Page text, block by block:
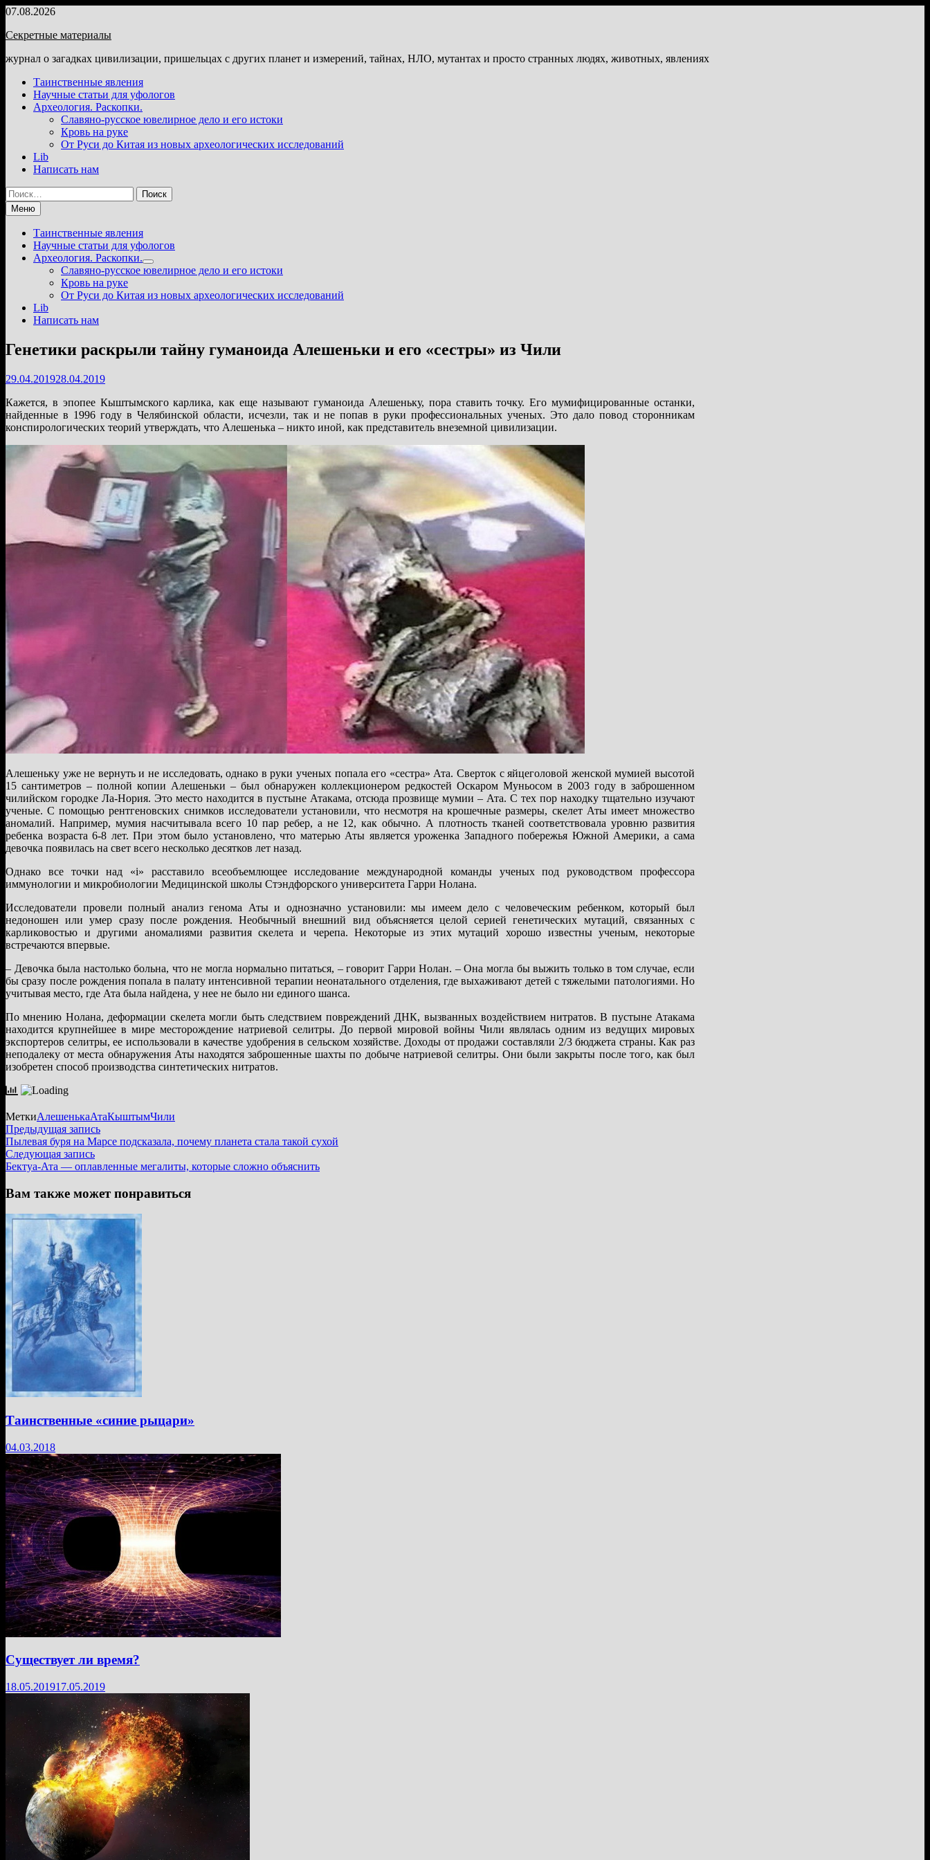
Перейти
содержимому
07.08.2026
Секретные материалы
журнал о загадках цивилизации, пришельцах с других планет и измерений, тайнах, НЛО, мутантах и просто странных людях, животных, явлениях
Таинственные явления
Научные статьи для уфологов
Археология. Раскопки.
Славяно-русское ювелирное дело и его истоки
Кровь на руке
От Руси до Китая из новых археологических исследований
Lib
Написать нам
Найти:
Меню
Таинственные явления
Научные статьи для уфологов
Археология. Раскопки.
Показать
подменю
Славяно-русское ювелирное дело и его истоки
Кровь на руке
От Руси до Китая из новых археологических исследований
Lib
Написать нам
Генетики раскрыли тайну гуманоида Алешеньки и его «сестры» из Чили
29.04.201928.04.2019
Кажется, в эпопее Кыштымского карлика, как еще называют гуманоида Алешеньку, пора ставить точку. Его мумифицированные останки,
найденные в 1996 году в Челябинской области, исчезли, так и не попав в руки профессиональных ученых. Это дало повод сторонникам
конспирологических теорий утверждать, что Алешенька – никто иной, как представитель внеземной цивилизации.
Алешеньку уже не вернуть и не исследовать, однако в руки ученых попала его «сестра» Ата. Сверток с яйцеголовой женской мумией высотой
15 сантиметров – полной копии Алешеньки – был обнаружен коллекционером редкостей Оскаром Муньосом в 2003 году в заброшенном
чилийском городке Ла-Нория. Это место находится в пустыне Атакама, отсюда прозвище мумии – Ата. С тех пор находку тщательно изучают
ученые. С помощью рентгеновских снимков исследователи установили, что несмотря на крошечные размеры, скелет Аты имеет множество
аномалий. Например, мумия насчитывала всего 10 пар ребер, а не 12, как обычно. А плотность тканей соответствовала уровню развития
ребенка возраста 6-8 лет. При этом было установлено, что матерью Аты является уроженка Западного побережья Южной Америки, а сама
девочка появилась на свет всего несколько десятков лет назад.
Однако все точки над «i» расставило всеобъемлющее исследование международной команды ученых под руководством профессора
иммунологии и микробиологии Медицинской школы Стэндфорского университета Гарри Нолана.
Исследователи провели полный анализ генома Аты и однозначно установили: мы имеем дело с человеческим ребенком, который был
недоношен или умер сразу после рождения. Необычный внешний вид объясняется целой серией генетических мутаций, связанных с
карликовостью и другими аномалиями развития скелета и черепа. Некоторые из этих мутаций хорошо известны ученым, некоторые
встречаются впервые.
– Девочка была настолько больна, что не могла нормально питаться, – говорит Гарри Нолан. – Она могла бы выжить только в том случае, если
бы сразу после рождения попала в палату интенсивной терапии неонатального отделения, где выхаживают детей с тяжелыми патологиями. Но
учитывая место, где Ата была найдена, у нее не было ни единого шанса.
По мнению Нолана, деформации скелета могли быть следствием повреждений ДНК, вызванных воздействием нитратов. В пустыне Атакама
находится крупнейшее в мире месторождение натриевой селитры. До первой мировой войны Чили являлась одним из ведущих мировых
экспортеров селитры, ее использовали в качестве удобрения в сельском хозяйстве. Доходы от продажи составляли 2/3 бюджета страны. Как раз
неподалеку от места обнаружения Аты находятся заброшенные шахты по добыче натриевой селитры. Они были закрыты после того, как был
изобретен способ производства синтетических нитратов.
МеткиАлешенькаАтаКыштымЧили
Навигация
по
записям
Предыдущая записьПредыдущая
запись:
Пылевая буря на Марсе подсказала, почему планета стала такой сухой
Следующая записьСледующая
запись:
Бектуа-Ата — оплавленные мегалиты, которые сложно объяснить
Вам также может понравиться
Таинственные «синие рыцари»
04.03.2018
Существует ли время?
18.05.201917.05.2019